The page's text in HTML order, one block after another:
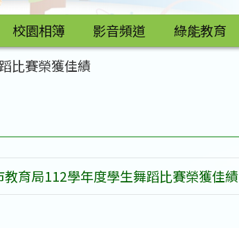
校園相簿 影音頻道 綠能教育
比賽榮獲佳績
育局112學年度學生舞蹈比賽榮獲佳績